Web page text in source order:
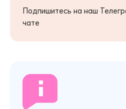
Подпишитесь на наш
чате